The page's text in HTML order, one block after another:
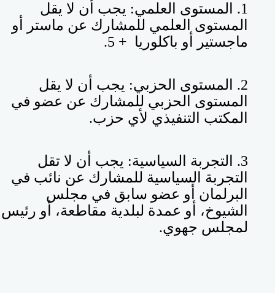
1. المستوى العلمي: يجب أن لا يقل
المستوى العلمي للمشارك عن ماستر أو
ماجستير أو باكلوريا + 5 .
2. المستوى الحزبي: يجب أن لا يقل
المستوى الحزبي للمشارك عن عضو في
المكتب التنفيذي لأي حزب.
3. التجربة السياسية: يجب أن لا تقل
التجربة السياسية للمشارك عن نائب في
البرلمان أو عضو سابق في مجلس
الشيوخ، أو عمدة لبلدية مقاطعة، أو رئيس
لمجلس جهوي.